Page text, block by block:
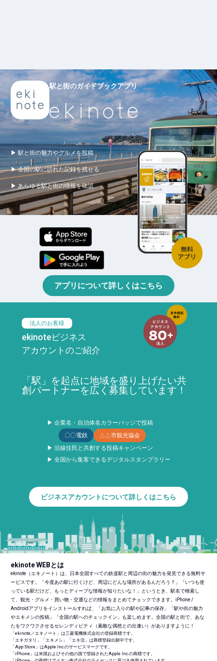
駅と街のガイドブックアプリ
▶ 駅と街の魅力やグルメを投稿
▶ 全国の駅に訪れた記録を残せる
▶ あらゆる駅と街の情報を確認
アプリについて詳しくはこちら
法人のお客様
ekinoteビジネス
アカウントのご紹介
「駅」を起点に地域を盛り上げたい共
創パートナーを広く募集しています！
▶ 企業名・自治体名カラーバッジで投稿
〇〇電鉄
△△市観光協会
▶ 沿線住民と共創する投稿キャンペーン
▶ 全国から集客できるデジタルスタンプラリー
ビジネスアカウントについて詳しくはこちら
ekinote WEBとは
ekinote（エキノート）は、日本全国すべての鉄道駅と周辺の街の魅力を発見できる無料サ
ービスです。「今度あの駅に行くけど、周辺にどんな場所があるんだろう？」「いつも使
っている駅だけど、もっとディープな情報が知りたいな！」というとき、駅名で検索し
て、観光・グルメ・買い物・交通などの情報をまとめてチェックできます。iPhone /
Androidアプリをインストールすれば、「お気に入りの駅や記事の保存」「駅や街の魅力
やエキメシの投稿」「全国の駅へのチェックイン」も楽しめます。全国の駅と街で、あな
たをワクワクさせるセレンディピティ（素敵な偶然との出逢い）がありますように！
「ekinote／エキノート」は三菱電機株式会社の登録商標です。
「エキガタリ」「エキメシ」「エキ活」は商標登録出願中です。
「App Store」はApple Inc.のサービスマークです。
「iPhone」は米国およびその他の国で登録されたApple Inc.の商標です。